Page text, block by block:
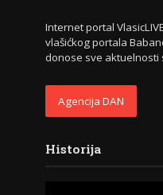
Internet portal
vlašićkog portala
donose sve aktuelnosti
Agencija DAN
Historija